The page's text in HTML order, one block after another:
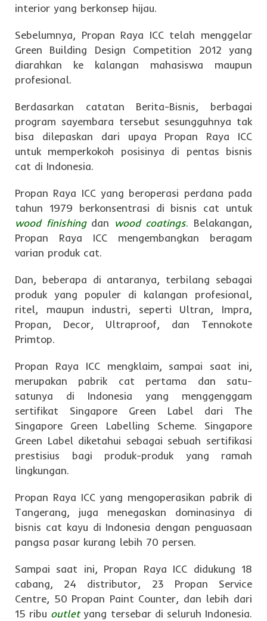
interior yang berkonsep hijau.
Sebelumnya, Propan Raya ICC telah menggelar
Green Building Design Competition 2012 yang
diarahkan ke kalangan mahasiswa maupun
profesional.
Berdasarkan catatan Berita-Bisnis, berbagai
program sayembara tersebut sesungguhnya tak
bisa dilepaskan dari upaya Propan Raya ICC
untuk memperkokoh posisinya di pentas bisnis
cat di Indonesia.
Propan Raya ICC yang beroperasi perdana pada
tahun 1979 berkonsentrasi di bisnis cat untuk
wood finishing dan wood coatings. Belakangan,
Propan Raya ICC mengembangkan beragam
varian produk cat.
Dan, beberapa di antaranya, terbilang sebagai
produk yang populer di kalangan profesional,
ritel, maupun industri, seperti Ultran, Impra,
Propan, Decor, Ultraproof, dan Tennokote
Primtop.
Propan Raya ICC mengklaim, sampai saat ini,
merupakan pabrik cat pertama dan satu-
satunya di Indonesia yang menggenggam
sertifikat Singapore Green Label dari The
Singapore Green Labelling Scheme. Singapore
Green Label diketahui sebagai sebuah sertifikasi
prestisius bagi produk-produk yang ramah
lingkungan.
Propan Raya ICC yang mengoperasikan pabrik di
Tangerang, juga menegaskan dominasinya di
bisnis cat kayu di Indonesia dengan penguasaan
pangsa pasar kurang lebih 70 persen.
Sampai saat ini, Propan Raya ICC didukung 18
cabang, 24 distributor, 23 Propan Service
Centre, 50 Propan Paint Counter, dan lebih dari
15 ribu outletyang tersebar di seluruh Indonesia.